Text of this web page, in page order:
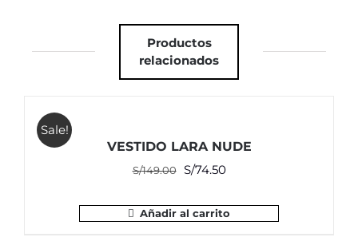
Productos
relacionados
Sale!
VESTIDO LARA NUDE
S/149.00
El
original
S/74.50El
actual
Añadir al carrito